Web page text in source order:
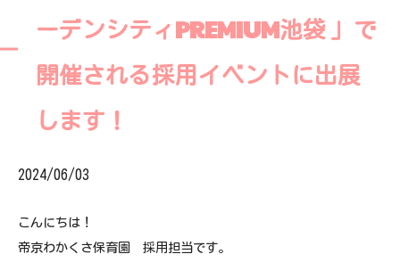
ーデンシティPREMIUM池袋 」で
開催される採用イベントに出展
します！
2024/06/03
こんにちは！
帝京わかくさ保育園 採用担当です。